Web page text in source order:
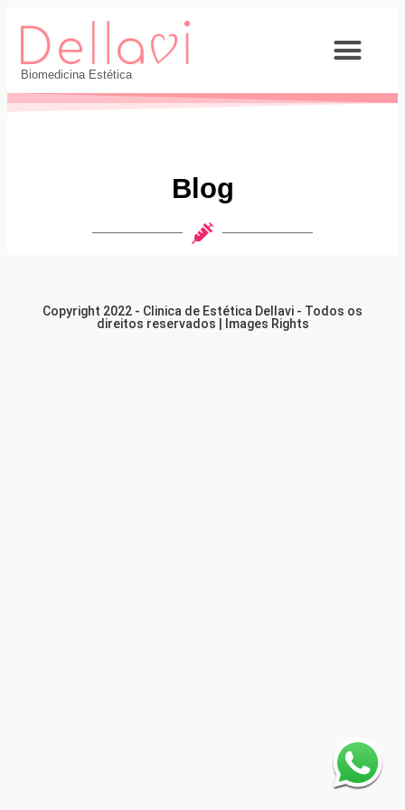
Biomedicina Estética
Blog
Copyright 2022 - Clinica de Estética Dellavi - Todos os
direitos reservados | Images Rights